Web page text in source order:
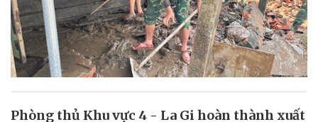
Phòng thủ Khu vực 4 - La Gi hoàn thành xuất